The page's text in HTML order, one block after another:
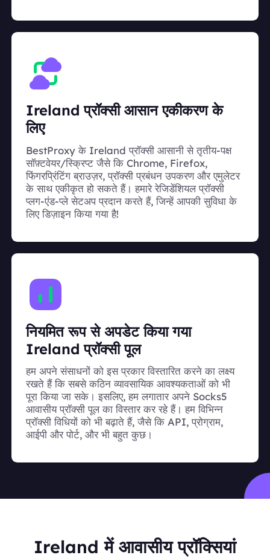
Ireland प्रॉक्सी आसान एकीकरण के
लिए
BestProxy के Ireland प्रॉक्सी आसानी से तृतीय-पक्ष
सॉफ़्टवेयर/स्क्रिप्ट जैसे कि Chrome, Firefox,
फिंगरप्रिंटिंग ब्राउज़र, प्रॉक्सी प्रबंधन उपकरण और एमुलेटर
के साथ एकीकृत हो सकते हैं। हमारे रेजिडेंशियल प्रॉक्सी
प्लग-एंड-प्ले सेटअप प्रदान करते हैं, जिन्हें आपकी सुविधा के
लिए डिज़ाइन किया गया है!
नियमित रूप से अपडेट किया गया
Ireland प्रॉक्सी पूल
हम अपने संसाधनों को इस प्रकार विस्तारित करने का लक्ष्य
रखते हैं कि सबसे कठिन व्यावसायिक आवश्यकताओं को भी
पूरा किया जा सके। इसलिए, हम लगातार अपने Socks5
आवासीय प्रॉक्सी पूल का विस्तार कर रहे हैं। हम विभिन्न
प्रॉक्सी विधियों को भी बढ़ाते हैं, जैसे कि API, प्रोग्राम,
आईपी और पोर्ट, और भी बहुत कुछ।
Ireland में आवासीय प्रॉक्सियां